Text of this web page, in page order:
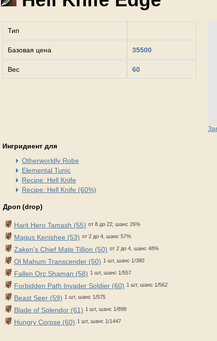
Тип
Базовая цена 35500
Вес 60
Ингридиент для
Otherworldly Robe
Elemental Tunic
Recipe: Hell Knife
Recipe: Hell Knife (60%)
Дроп (drop)
Harit Hero Tamash (55) от 8 до 22, шанс 26%
Magus Kenishee (53) от 2 до 4, шанс 57%
Zaken's Chief Mate Tillion (50) от 2 до 4, шанс 48%
Ol Mahum Transcender (50) 1 шт, шанс 1/380
Fallen Orc Shaman (58) 1 шт, шанс 1/557
Forbidden Path Invader Soldier (60) 1 шт, шанс 1/562
Beast Seer (59) 1 шт, шанс 1/575
Blade of Splendor (61) 1 шт, шанс 1/898
Hungry Corpse (60) 1 шт, шанс 1/1447